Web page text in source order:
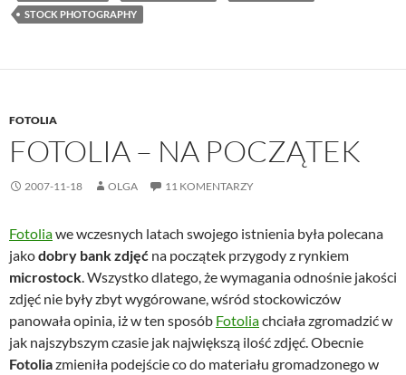
STOCK PHOTOGRAPHY
FOTOLIA
FOTOLIA – NA POCZĄTEK
2007-11-18 OLGA 11 KOMENTARZY
Fotoliawe wczesnych latach swojego istnienia była polecana
jakodobry bank zdjęć na początek przygody z rynkiem
microstock. Wszystko dlatego, że wymagania odnośnie jakości
zdjęć nie były zbyt wygórowane, wśród stockowiczów
panowała opinia, iż w ten sposób Fotoliachciała zgromadzić w
jak najszybszym czasie jak największą ilość zdjęć. Obecnie
Fotoliazmieniła podejście co do materiału gromadzonego w